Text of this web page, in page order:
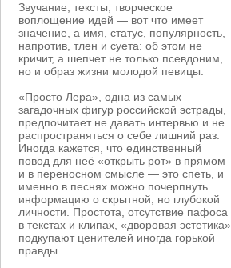
Звучание, тексты, творческое
воплощение идей — вот что имеет
значение, а имя, статус, популярность,
напротив, тлен и суета: об этом не
кричит, а шепчет не только псевдоним,
но и образ жизни молодой певицы.
«Просто Лера», одна из самых
загадочных фигур российской эстрады,
предпочитает не давать интервью и не
распространяться о себе лишний раз.
Иногда кажется, что единственный
повод для неё «открыть рот» в прямом
и в переносном смысле — это спеть, и
именно в песнях можно почерпнуть
информацию о скрытной, но глубокой
личности. Простота, отсутствие пафоса
в текстах и клипах, «дворовая эстетика»
подкупают ценителей иногда горькой
правды.